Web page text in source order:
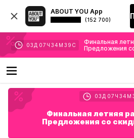
ABOUT YOU App
(152 700)
03 Д 07 Ч 34 М 38 С
Финальная
Предложения
03 Д 07 Ч 34 М
Финальная летняя
Предложения со